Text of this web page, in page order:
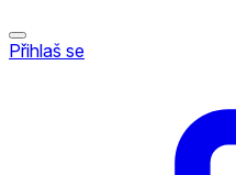
Přihlaš se